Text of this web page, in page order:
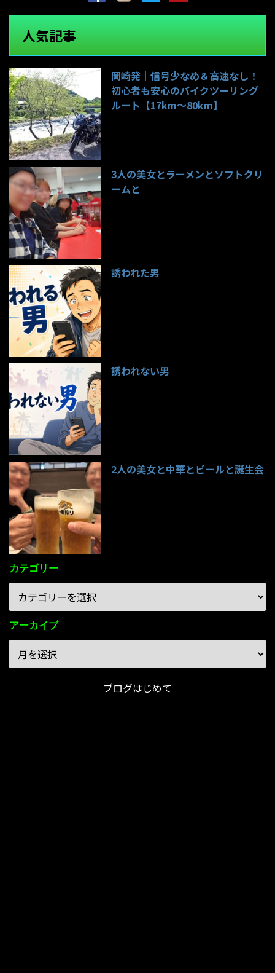
人気記事
岡崎発｜信号少なめ＆高速なし！
初心者も安心のバイクツーリング
ルート【17km〜80km】
3人の美女とラーメンとソフトクリ
ームと
誘われた男
誘われない男
2人の美女と中華とビールと誕生会
カテゴリー
アーカイブ
ブログはじめて